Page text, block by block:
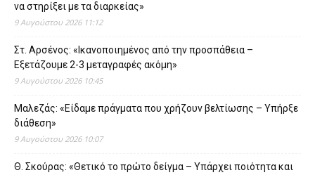
να στηρίξει με τα διαρκείας»
9 Αυγούστου 2026 11:12
Στ. Αρσένος: «Ικανοποιημένος από την προσπάθεια –
Εξετάζουμε 2-3 μεταγραφές ακόμη»
9 Αυγούστου 2026 10:45
Μαλεζάς: «Είδαμε πράγματα που χρήζουν βελτίωσης – Υπήρξε
διάθεση»
9 Αυγούστου 2026 10:07
Θ. Σκούρας: «Θετικό το πρώτο δείγμα – Υπάρχει ποιότητα και